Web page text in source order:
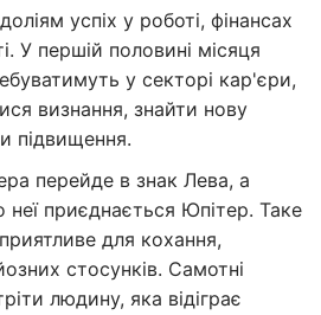
успіх у роботі, фінансах
У першій половині місяця
у секторі кар'єри,
визнання, знайти нову
підвищення.
перейде в знак Лева, а
неї приєднається Юпітер. Таке
для кохання,
стосунків. Самотні
людину, яка відіграє